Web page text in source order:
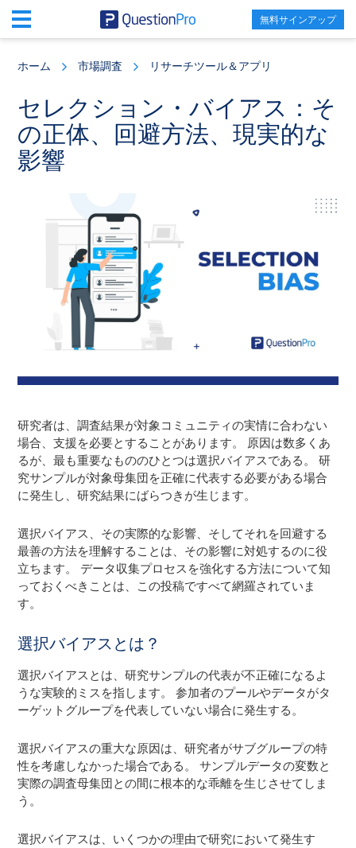
content
sidebar
無料サインアップ
ホーム 市場調査 リサーチツール＆アプリ
セレクション・バイアス：そ
の正体、回避方法、現実的な
影響
研究者は、調査結果が対象コミュニティの実情に合わない
場合、支援を必要とすることがあります。 原因は数多くあ
るが、最も重要なもののひとつは選択バイアスである。 研
究サンプルが対象母集団を正確に代表する必要がある場合
に発生し、研究結果にばらつきが生じます。
選択バイアス、その実際的な影響、そしてそれを回避する
最善の方法を理解することは、その影響に対処するのに役
立ちます。 データ収集プロセスを強化する方法について知
っておくべきことは、この投稿ですべて網羅されていま
す。
選択バイアスとは？
選択バイアスとは、研究サンプルの代表が不正確になるよ
うな実験的ミスを指します。 参加者のプールやデータがタ
ーゲットグループを代表していない場合に発生する。
選択バイアスの重大な原因は、研究者がサブグループの特
性を考慮しなかった場合である。 サンプルデータの変数と
実際の調査母集団との間に根本的な乖離を生じさせてしま
う。
選択バイアスは、いくつかの理由で研究において発生す